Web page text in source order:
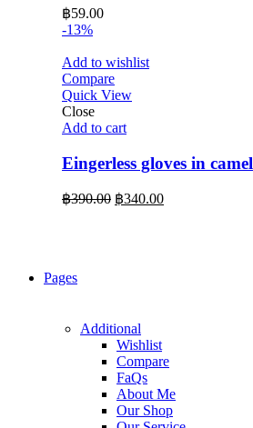
฿59.00
-13%
Add to wishlist
Compare
Quick View
Close
Add to cart
Eingerless gloves in camel
฿390.00 Original
฿340.00Current
Pages
Additional
Wishlist
Compare
FaQs
About Me
Our Shop